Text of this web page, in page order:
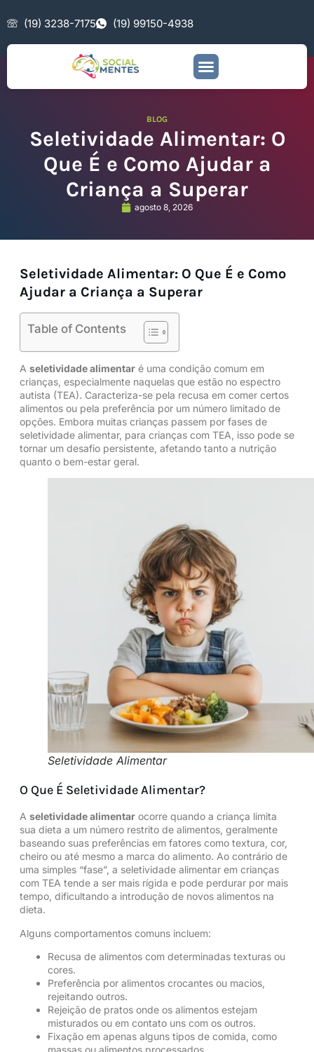
(19) 3238-7175 (19) 99150-4938
BLOG
Seletividade Alimentar: O
Que É e Como Ajudar a
Criança a Superar
agosto 8, 2026
Seletividade Alimentar: O Que É e Como
Ajudar a Criança a Superar
Table of Contents
A seletividade alimentar é uma condição comum em
crianças, especialmente naquelas que estão no espectro
autista (TEA). Caracteriza-se pela recusa em comer certos
alimentos ou pela preferência por um número limitado de
opções. Embora muitas crianças passem por fases de
seletividade alimentar, para crianças com TEA, isso pode se
tornar um desafio persistente, afetando tanto a nutrição
quanto o bem-estar geral.
Seletividade Alimentar
O Que É Seletividade Alimentar?
A seletividade alimentar ocorre quando a criança limita
sua dieta a um número restrito de alimentos, geralmente
baseando suas preferências em fatores como textura, cor,
cheiro ou até mesmo a marca do alimento. Ao contrário de
uma simples “fase”, a seletividade alimentar em crianças
com TEA tende a ser mais rígida e pode perdurar por mais
tempo, dificultando a introdução de novos alimentos na
dieta.
Alguns comportamentos comuns incluem:
Recusa de alimentos com determinadas texturas ou
cores.
Preferência por alimentos crocantes ou macios,
rejeitando outros.
Rejeição de pratos onde os alimentos estejam
misturados ou em contato uns com os outros.
Fixação em apenas alguns tipos de comida, como